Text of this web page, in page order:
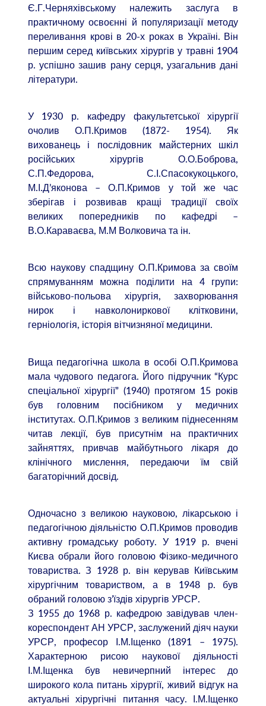
Є.Г.Черняхівському належить заслуга в
практичному освоєнні й популяризації методу
переливання крові в 20-х роках в Україні. Він
першим серед київських хірургів у травні 1904
р. успішно зашив рану серця, узагальнив дані
літератури.
У 1930 р. кафедру факультетської хірургії
очолив О.П.Кримов (1872- 1954). Як
вихованець і послідовник майстерних шкіл
російських хірургів О.О.Боброва,
С.П.Федорова, С.І.Спасокукоцького,
М.І.Д’яконова – О.П.Кримов у той же час
зберігав і розвивав кращі традиції своїх
великих попередників по кафедрі –
В.О.Караваєва, М.М Волковича та ін.
Всю наукову спадщину О.П.Кримова за своїм
спрямуванням можна поділити на 4 групи:
військово-польова хірургія, захворювання
нирок і навколониркової клітковини,
герніологія, історія вітчизняної медицини.
Вища педагогічна школа в особі О.П.Кримова
мала чудового педагога. Його підручник “Курс
спеціальної хірургії” (1940) протягом 15 років
був головним посібником у медичних
інститутах. О.П.Кримов з великим піднесенням
читав лекції, був присутнім на практичних
зайняттях, привчав майбутнього лікаря до
клінічного мислення, передаючи їм свій
багаторічний досвід.
Одночасно з великою науковою, лікарською і
педагогічною діяльністю О.П.Кримов проводив
активну громадську роботу. У 1919 р. вчені
Києва обрали його головою Фізико-медичного
товариства. З 1928 р. він керував Київським
хірургічним товариством, а в 1948 р. був
обраний головою з’їздів хірургів УРСР.
З 1955 до 1968 р. кафедрою завідував член-
кореспондент АН УРСР, заслужений діяч науки
УРСР, професор І.М.Іщенко (1891 – 1975).
Характерною рисою наукової діяльності
І.М.Іщенка був невичерпний інтерес до
широкого кола питань хірургії, живий відгук на
актуальні хірургічні питання часу. І.М.Іщенко